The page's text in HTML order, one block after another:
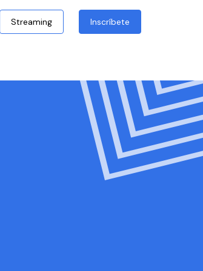
Streaming Inscríbete